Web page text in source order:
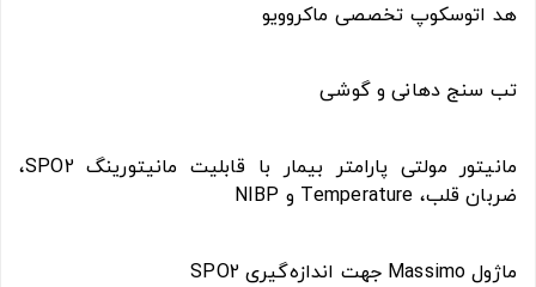
هد اتوسکوپ تخصصی ماکروویو
تب سنج دهانی و گوشی
مانیتور مولتی پارامتر بیمار با قابلیت مانیتورینگ SPO2،
ضربان قلب، Temperature و NIBP
ماژول Massimo جهت اندازه‌گیری SPO2